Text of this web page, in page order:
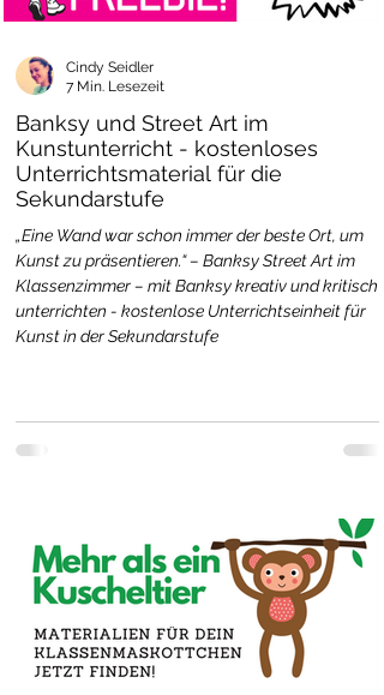
Banksy und Street Art im
Kunstunterricht - kostenloses
Unterrichtsmaterial für die
Sekundarstufe
„Eine Wand war schon immer der beste Ort, um
Kunst zu präsentieren.“ – Banksy Street Art im
Klassenzimmer – mit Banksy kreativ und kritisch
unterrichten - kostenlose Unterrichtseinheit für
Kunst in der Sekundarstufe
Cindy Seidler
7 Min. Lesezeit